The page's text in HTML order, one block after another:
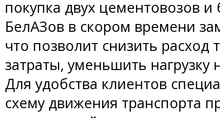
покупка двух цементовозов
БелАЗов в скором времени
что позволит снизить
затраты, уменьшить
Для удобства клиентов
схему движения транспорта